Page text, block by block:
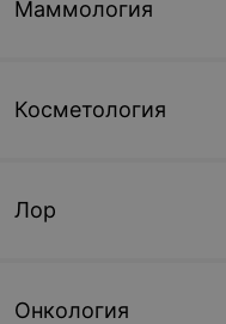
Маммология
Косметология
Лор
Онкология